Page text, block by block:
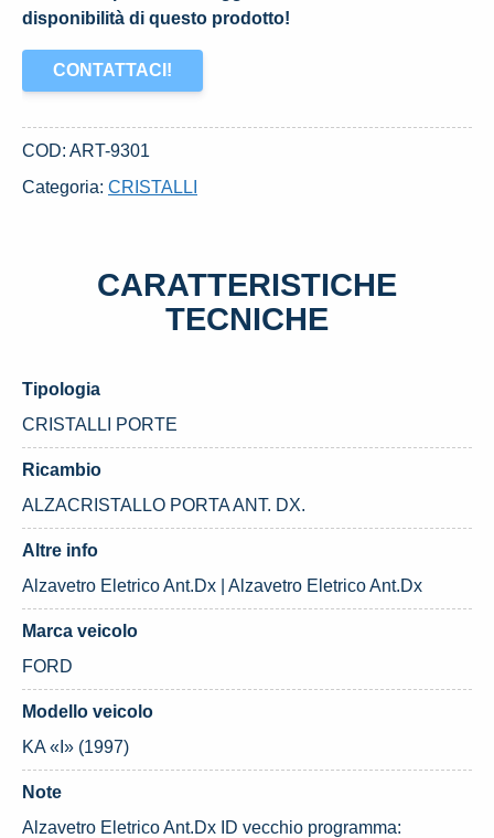
disponibilità di questo prodotto!
CONTATTACI!
COD: ART-9301
Categoria: CRISTALLI
CARATTERISTICHE
TECNICHE
Tipologia
CRISTALLI PORTE
Ricambio
ALZACRISTALLO PORTA ANT. DX.
Altre info
Alzavetro Eletrico Ant.Dx | Alzavetro Eletrico Ant.Dx
Marca veicolo
FORD
Modello veicolo
KA «I» (1997)
Note
Alzavetro Eletrico Ant.Dx ID vecchio programma: